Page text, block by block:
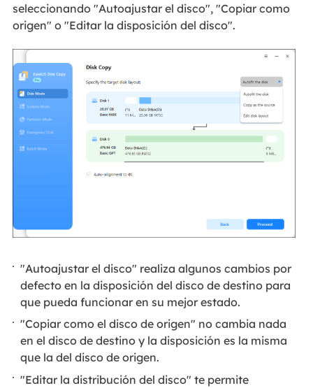
seleccionando "Autoajustar el disco", "Copiar como
origen" o "Editar la disposición del disco".
"Autoajustar el disco" realiza algunos cambios por
defecto en la disposición del disco de destino para
que pueda funcionar en su mejor estado.
"Copiar como el disco de origen" no cambia nada
en el disco de destino y la disposición es la misma
que la del disco de origen.
"Editar la distribución del disco" te permite